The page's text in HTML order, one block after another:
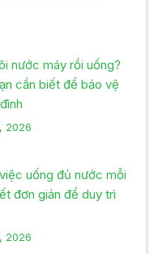
nước máy rồi uống?
cần biết để bảo vệ
2026
uống đủ nước mỗi
đơn giản để duy trì
2026